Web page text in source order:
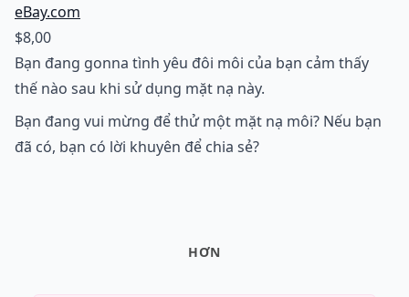
eBay.com
$8,00
Bạn đang gonna tình yêu đôi môi của bạn cảm thấy
thế nào sau khi sử dụng mặt nạ này.
Bạn đang vui mừng để thử một mặt nạ môi? Nếu bạn
đã có, bạn có lời khuyên để chia sẻ?
HƠN